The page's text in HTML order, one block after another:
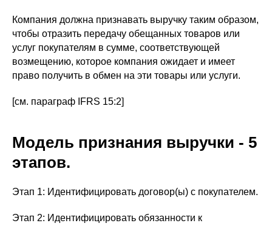
Компания должна признавать выручку таким образом,
чтобы отразить передачу обещанных товаров или
услуг покупателям в сумме, соответствующей
возмещению, которое компания ожидает и имеет
право получить в обмен на эти товары или услуги.
[см. параграф IFRS 15:2]
Модель признания выручки - 5
этапов.
Этап 1: Идентифицировать договор(ы) с покупателем.
Этап 2: Идентифицировать обязанности к